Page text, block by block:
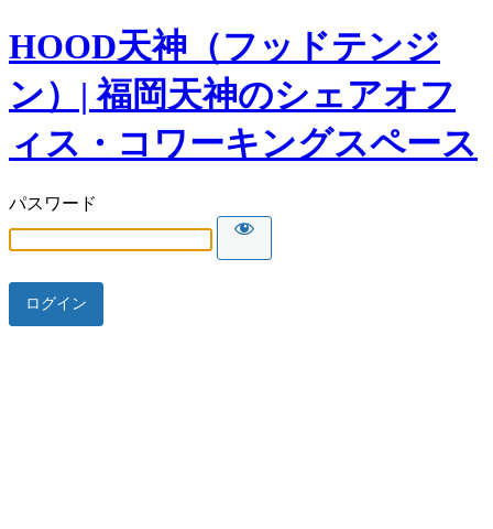
HOOD天神（フッドテンジ
ン）| 福岡天神のシェアオフ
ィス・コワーキングスペース
パスワード